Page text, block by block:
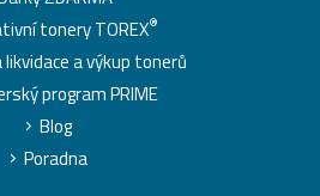
tonery TOREX®
likvidace a výkup tonerů
program PRIME
Blog
Poradna